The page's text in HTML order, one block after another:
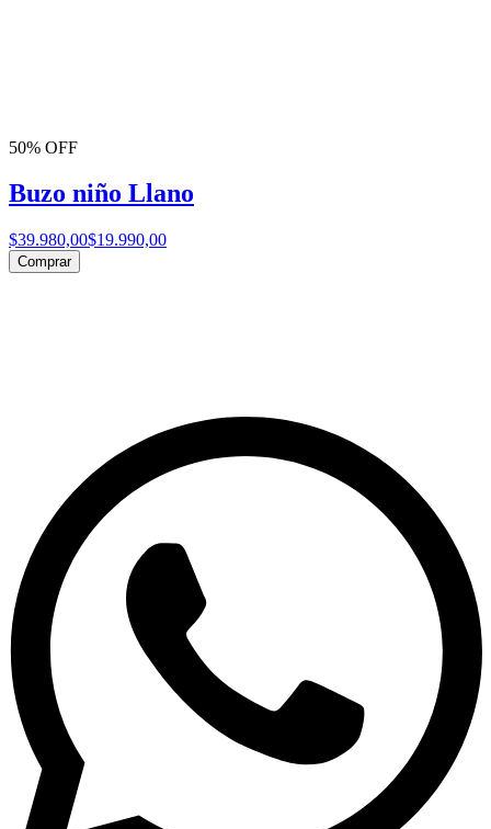
50% OFF
Buzo niño Llano
$39.980,00$19.990,00
Comprar